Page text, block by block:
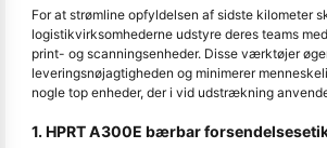
For at strømline opfyldelsen af sidste kilometer
logistikvirksomhederne udstyre deres teams
print- og scanningsenheder. Disse værktøjer
leveringsnøjagtigheden og minimerer
nogle top enheder, der i vid udstrækning
1. HPRT A300E bærbar